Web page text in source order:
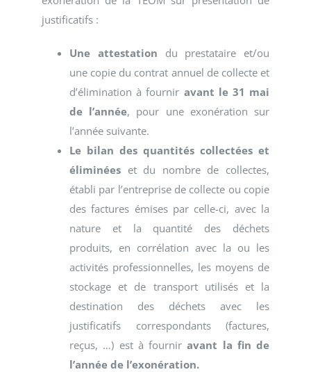
justificatifs :
Une attestation du prestataire et/ou
une copie du contrat annuel de collecte et
d’élimination à fournir avant le 31 mai
de l’année, pour une exonération sur
l’année suivante.
Le bilan des quantités collectées et
éliminées et du nombre de collectes,
établi par l’entreprise de collecte ou copie
des factures émises par celle-ci, avec la
nature et la quantité des déchets
produits, en corrélation avec la ou les
activités professionnelles, les moyens de
stockage et de transport utilisés et la
destination des déchets avec les
justificatifs correspondants (factures,
reçus, …) est à fourniravant la fin de
l’année de l’exonération.